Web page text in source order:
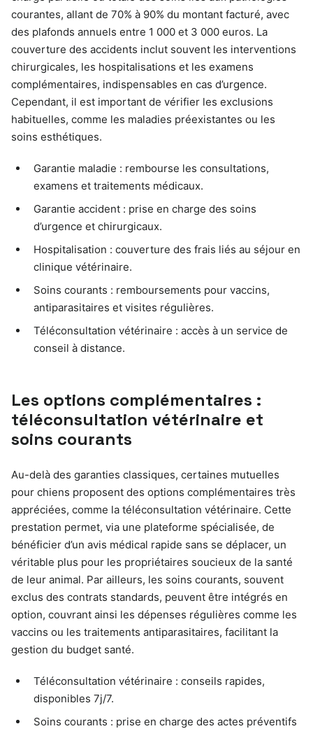
courantes, allant de 70% à 90% du montant facturé, avec
des plafonds annuels entre 1 000 et 3 000 euros. La
couverture des accidents inclut souvent les interventions
chirurgicales, les hospitalisations et les examens
complémentaires, indispensables en cas d’urgence.
Cependant, il est important de vérifier les exclusions
habituelles, comme les maladies préexistantes ou les
soins esthétiques.
Garantie maladie : rembourse les consultations,
examens et traitements médicaux.
Garantie accident : prise en charge des soins
d’urgence et chirurgicaux.
Hospitalisation : couverture des frais liés au séjour en
clinique vétérinaire.
Soins courants : remboursements pour vaccins,
antiparasitaires et visites régulières.
Téléconsultation vétérinaire : accès à un service de
conseil à distance.
Les options complémentaires :
téléconsultation vétérinaire et
soins courants
Au-delà des garanties classiques, certaines mutuelles
pour chiens proposent des options complémentaires très
appréciées, comme la téléconsultation vétérinaire. Cette
prestation permet, via une plateforme spécialisée, de
bénéficier d’un avis médical rapide sans se déplacer, un
véritable plus pour les propriétaires soucieux de la santé
de leur animal. Par ailleurs, les soins courants, souvent
exclus des contrats standards, peuvent être intégrés en
option, couvrant ainsi les dépenses régulières comme les
vaccins ou les traitements antiparasitaires, facilitant la
gestion du budget santé.
Téléconsultation vétérinaire : conseils rapides,
disponibles 7j/7.
Soins courants : prise en charge des actes préventifs